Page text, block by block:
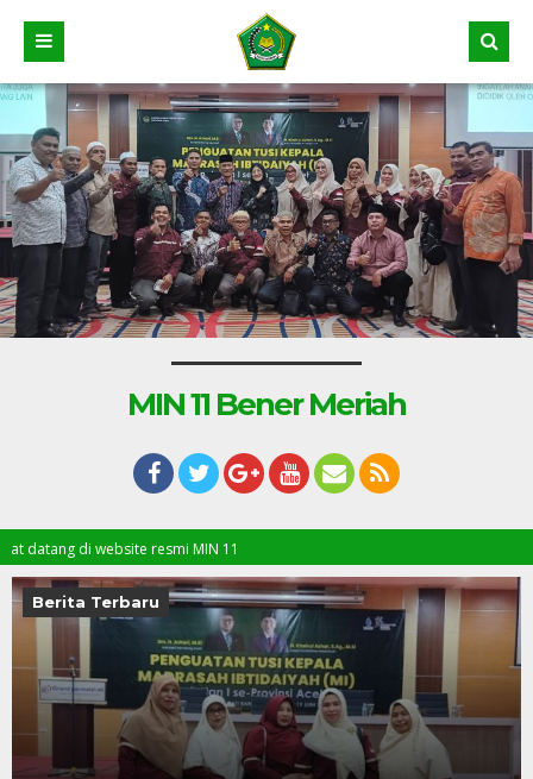
MIN 11 Bener Meriah
di website resmi MIN 11
Berita Terbaru